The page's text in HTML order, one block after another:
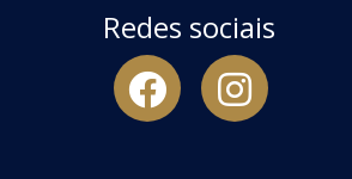
Redes sociais